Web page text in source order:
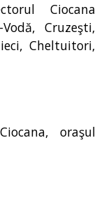
Ciocana
Cruzeşti,
Cheltuitori,
oraşul